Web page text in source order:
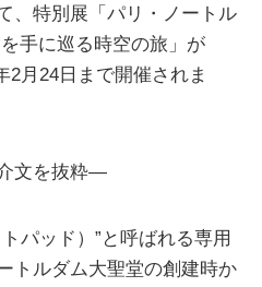
、特別展「パリ・ノートル
手に巡る時空の旅」が
2月24日まで開催されま
文を抜粋—
パッド）”と呼ばれる専用
トルダム大聖堂の創建時か